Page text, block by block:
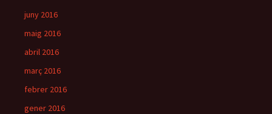
juny 2016
maig 2016
abril 2016
març 2016
febrer 2016
gener 2016